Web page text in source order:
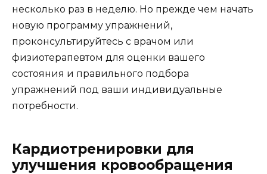
несколько раз в неделю. Но прежде чем начать
новую программу упражнений,
проконсультируйтесь с врачом или
физиотерапевтом для оценки вашего
состояния и правильного подбора
упражнений под ваши индивидуальные
потребности.
Кардиотренировки для
улучшения кровообращения